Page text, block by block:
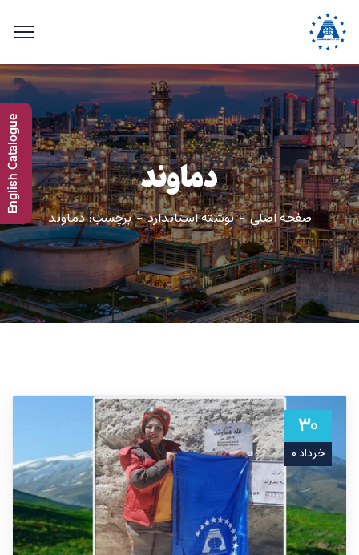
دماوند
صفحه اصلی نوشته استاندارد برچسب: دماوند
۳۰
خرداد ۰
English Catalogue